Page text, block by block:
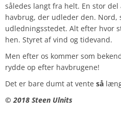
således langt fra helt. En stor
havbrug, der udleder den. Nord,
udledningsstedet. Alt efter hvor
hen. Styret af vind og tidevand.
Men efter os kommer som
rydde op efter havbrugene!
Det er bare dumt at vente så
© 2018 Steen Ulnits